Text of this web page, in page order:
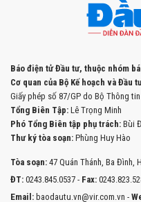
Báo điện tử Đầu tư, thuộc nhóm
Cơ quan của Bộ Kế hoạch và Đầu
Giấy phép số 87/GP do Bộ Thông
Tổng Biên Tập: Lê Trọng Minh
Phó Tổng Biên tập phụ trách: Bùi
Thư ký tòa soạn: Phùng Huy Hào
Tòa soạn: 47 Quán Thánh, Ba Đình,
ĐT: 0243.845.0537 - Fax:
Email: baodautu.vn@vir.com.vn -